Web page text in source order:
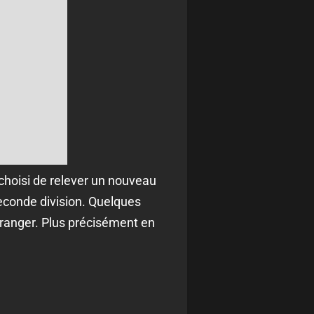
de relever un nouveau
division. Quelques
Plus précisément en